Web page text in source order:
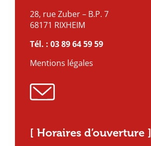
28, rue Zuber – B.P. 7
68171 RIXHEIM
Tél. : 03 89 64 59 59
Mentions légales
[ Horaires d’ouverture ]